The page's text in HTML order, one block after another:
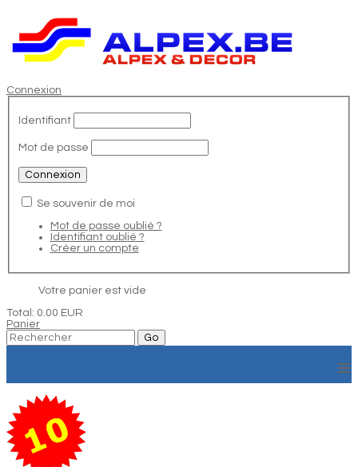
Connexion
Identifiant
Mot de passe
Se souvenir de moi
Mot de passe oublié ?
Identifiant oublié ?
Créer un compte
Votre panier est vide
Total: 0.00 EUR
Panier
≡